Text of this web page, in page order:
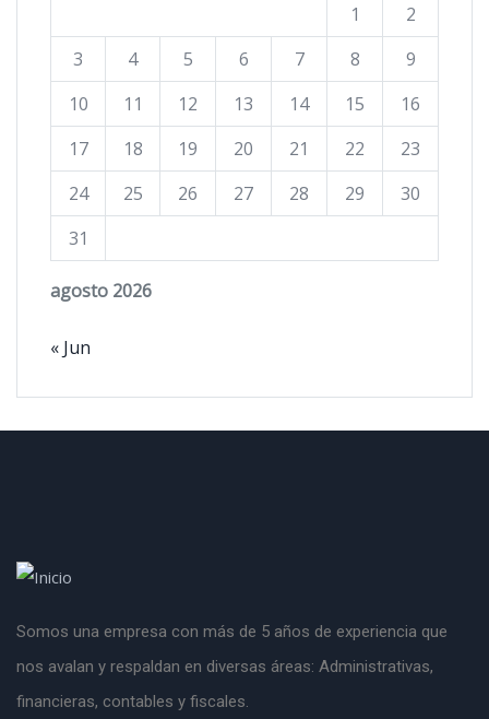
agosto 2026
1
2
3
4 5 6 7 8
9
10
11 12 13 14 15
16
17
18 19 20 21 22
23
24
25 26 27 28 29
30
31
« Jun
Somos una empresa con más de 5 años de experiencia que
nos avalan y respaldan en diversas áreas: Administrativas,
financieras, contables y fiscales.